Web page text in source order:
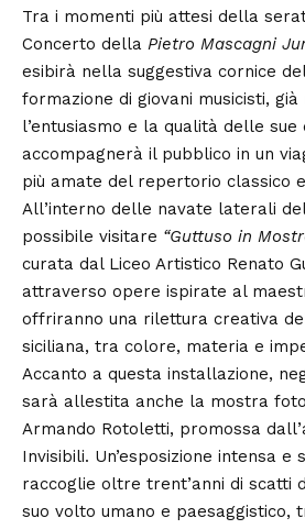
Tra i momenti più attesi della
Concerto della Pietro Mascagni
esibirà nella suggestiva cornice
formazione di giovani musicisti,
l’entusiasmo e la qualità delle sue
accompagnerà il pubblico in un
più amate del repertorio classico
All’interno delle navate laterali
possibile visitare “Guttuso in
curata dal Liceo Artistico Renato
attraverso opere ispirate al
offriranno una rilettura creativa
siciliana, tra colore, materia e
Accanto a questa installazione,
sarà allestita anche la mostra
Armando Rotoletti, promossa
Invisibili. Un’esposizione intensa e
raccoglie oltre trent’anni di scatti
suo volto umano e paesaggistico,